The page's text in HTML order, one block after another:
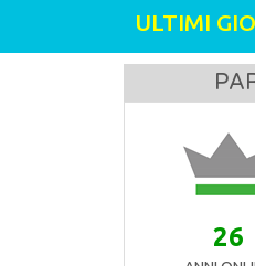
ULTIMI
26